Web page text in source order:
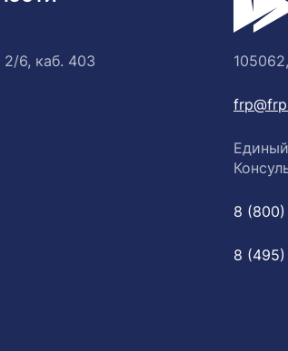
2/6, каб. 403
8
8 (495)